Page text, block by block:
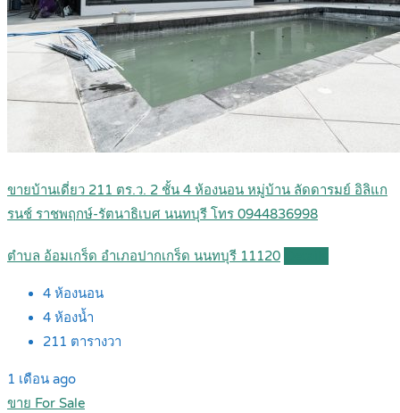
ขายบ้านเดี่ยว 211 ตร.ว. 2 ชั้น 4 ห้องนอน หมู่บ้าน ลัดดารมย์ อิลิแก
รนช์ ราชพฤกษ์-รัตนาธิเบศ นนทบุรี โทร 0944836998
ตำบล อ้อมเกร็ด อำเภอปากเกร็ด นนทบุรี 11120
4 ห้องนอน
4 ห้องน้ำ
211 ตารางวา
1 เดือน ago
ขาย For Sale